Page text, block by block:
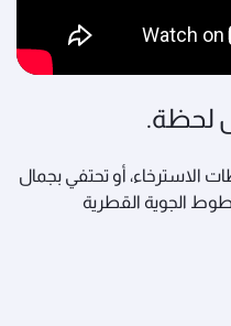
لحظة.
الاسترخاء، أو تحتفي بجمال
الجوية القطرية